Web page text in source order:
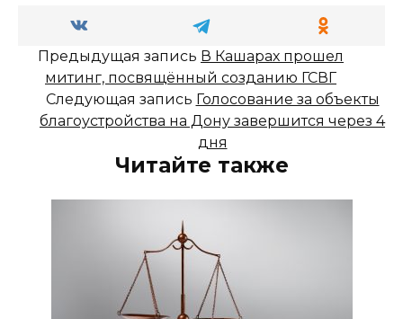
Предыдущая запись В Кашарах прошел
митинг, посвящённый созданию ГСВГ
Следующая запись Голосование за объекты
благоустройства на Дону завершится через 4
дня
Читайте также